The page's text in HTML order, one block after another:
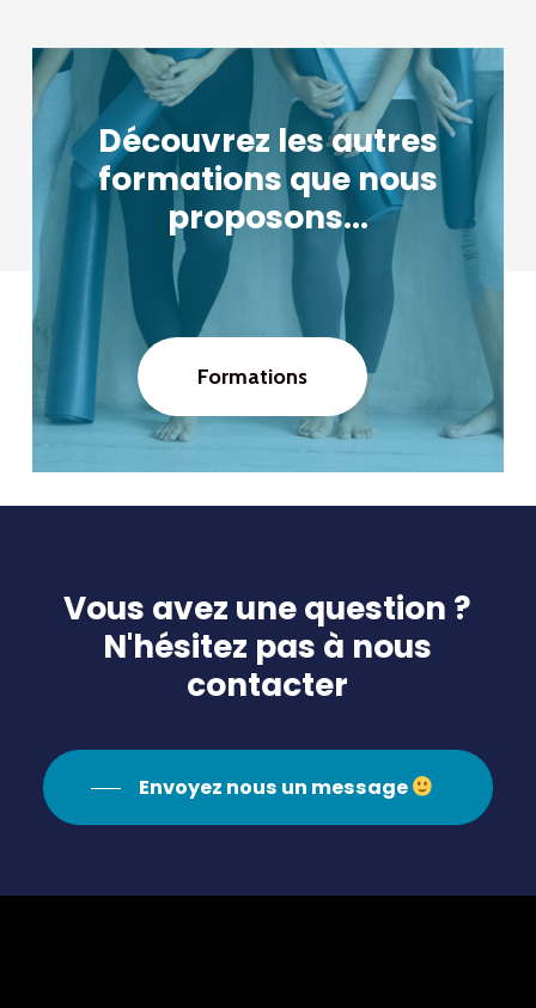
Découvrez lesautres
formations quenous
proposons…
Formations
Vous avez unequestion ?
N'hésitez pas à nous
contacter
Envoyez nous un message